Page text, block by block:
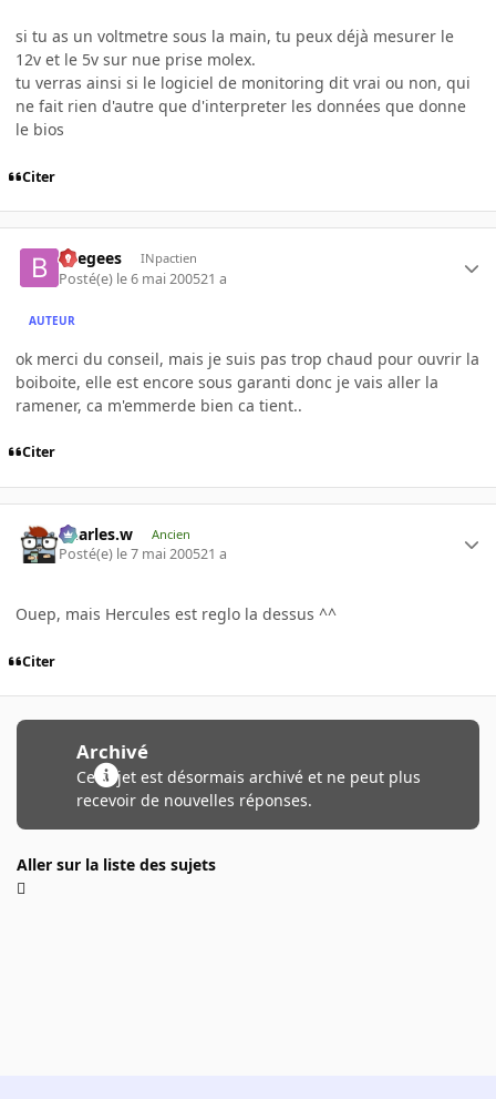
si tu as un voltmetre sous la main, tu peux déjà mesurer le
12v et le 5v sur nue prise molex.
tu verras ainsi si le logiciel de monitoring dit vrai ou non, qui
ne fait rien d'autre que d'interpreter les données que donne
le bios
Citer
beegees INpactien
Posté(e) le 6 mai 200521 a
AUTEUR
ok merci du conseil, mais je suis pas trop chaud pour ouvrir la
boiboite, elle est encore sous garanti donc je vais aller la
ramener, ca m'emmerde bien ca tient..
Citer
Charles.w Ancien
Posté(e) le 7 mai 200521 a
Ouep, mais Hercules est reglo la dessus ^^
Citer
Archivé
Ce sujet est désormais archivé et ne peut plus
recevoir de nouvelles réponses.
Aller sur la liste des sujets